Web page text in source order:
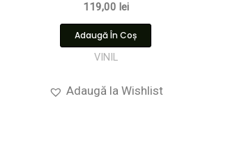
119,00 lei
Adaugă În Coș
VINIL
Adaugă la Wishlist